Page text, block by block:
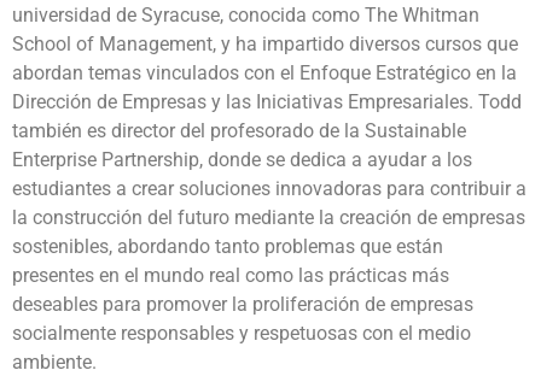
universidad de Syracuse, conocida como The Whitman
School of Management, y ha impartido diversos cursos que
abordan temas vinculados con el Enfoque Estratégico en la
Dirección de Empresas y las Iniciativas Empresariales. Todd
también es director del profesorado de la Sustainable
Enterprise Partnership, donde se dedica a ayudar a los
estudiantes a crear soluciones innovadoras para contribuir a
la construcción del futuro mediante la creación de empresas
sostenibles, abordando tanto problemas que están
presentes en el mundo real como las prácticas más
deseables para promover la proliferación de empresas
socialmente responsables y respetuosas con el medio
ambiente.